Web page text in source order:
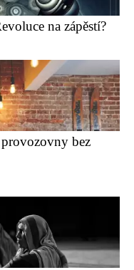
na zápěstí?
bez